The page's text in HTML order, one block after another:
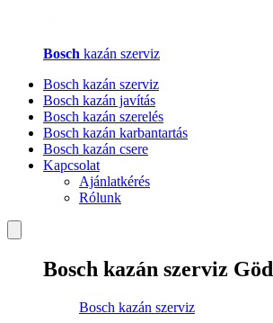
Bosch kazán szerviz
Bosch kazán szerviz
Bosch kazán javítás
Bosch kazán szerelés
Bosch kazán karbantartás
Bosch kazán csere
Kapcsolat
Ajánlatkérés
Rólunk
Bosch kazán szerviz Göd
Bosch kazán szerviz